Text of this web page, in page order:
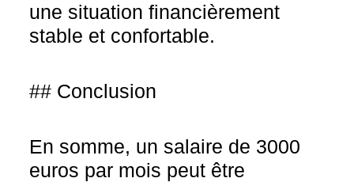
une situation financièrement
stable et confortable.
## Conclusion
En somme, un salaire de 3000
euros par mois peut être